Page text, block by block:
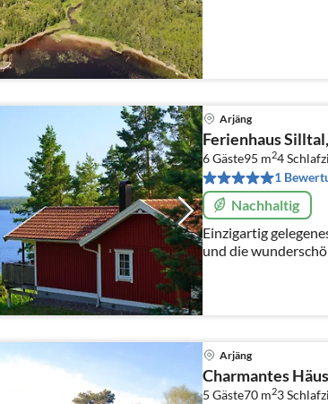
Arjäng
Ferienhaus
6 Gäste95 m24
1
Nachhaltig
Einzigartig
und die
Arjäng
Charmantes
5 Gäste70 m23